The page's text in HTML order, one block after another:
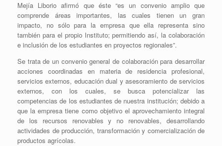
Mejía Liborio afirmó que éste “es un convenio amplio que
comprende áreas importantes, las cuales tienen un gran
impacto, no sólo para la empresa que ella representa sino
también para el propio Instituto; permitiendo así, la colaboración
e inclusión de los estudiantes en proyectos regionales”.
Se trata de un convenio general de colaboración para desarrollar
acciones coordinadas en materia de residencia profesional,
servicios externos, educación dual y asesoramiento de servicios
externos, con los cuales, se busca potencializar las
competencias de los estudiantes de nuestra institución; debido a
que la empresa tiene como objetivo el aprovechamiento integral
de los recursos renovables y no renovables, desarrollando
actividades de producción, transformación y comercialización de
productos agrícolas.